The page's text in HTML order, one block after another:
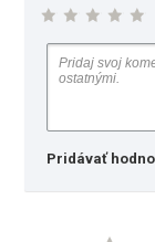
Pridávať